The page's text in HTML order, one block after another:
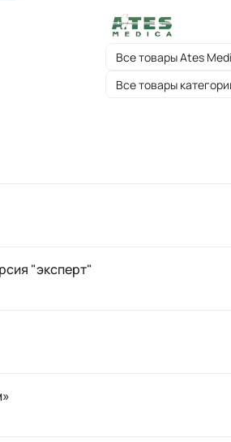
Все товары Ates
Все товары
"эксперт"